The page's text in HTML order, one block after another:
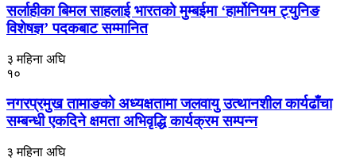
सर्लाहीका बिमल साहलाई भारतको मुम्बईमा ‘हार्मोनियम ट्युनिङ
विशेषज्ञ’ पदकबाट सम्मानित
३ महिना अघि
१०
नगरप्रमुख तामाङको अध्यक्षतामा जलवायु उत्थानशील कार्यढाँचा
सम्बन्धी एकदिने क्षमता अभिवृद्धि कार्यक्रम सम्पन्न
३ महिना अघि